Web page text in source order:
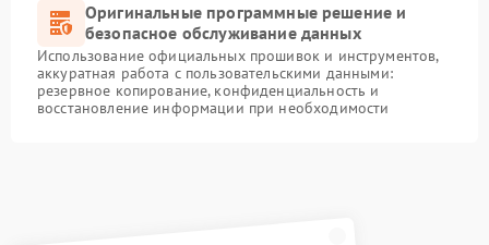
Оригинальные программные решение и
безопасное обслуживание данных
Использование официальных прошивок и инструментов,
аккуратная работа с пользовательскими данными:
резервное копирование, конфиденциальность и
восстановление информации при необходимости